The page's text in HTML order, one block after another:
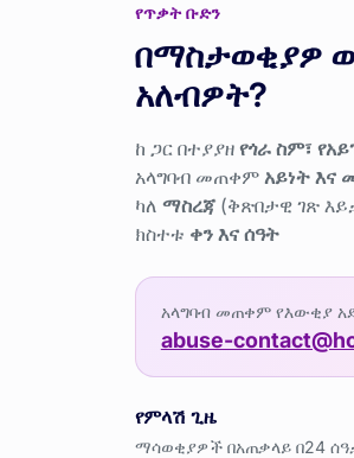
የጥቃት ቡድን
በማስታወቂያዎ
አለብዎት?
ከ ጋር በተያያዘ የጎራ ስም፣
አላግባብ መጠቀም አይነት እና
ካለ ማስረጃ (ቅጽበታዊ ገጽ
ክስተቱ ቀን እና ሰዓት
አላግባብ መጠቀም የእውቂያ
abuse-
የምላሽ ጊዜ
ማሳወቂያዎች በአጠቃላይ በ24